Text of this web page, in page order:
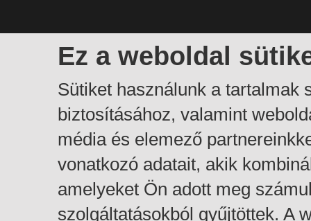
Ez a weboldal
Sütiket használunk a tartalmak
biztosításához, valamint
média és elemező
vonatkozó adatait, akik
amelyeket Ön adott meg
szolgáltatásokból gyűjtöttek. A